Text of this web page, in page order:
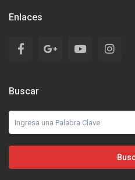
Enlaces
Buscar